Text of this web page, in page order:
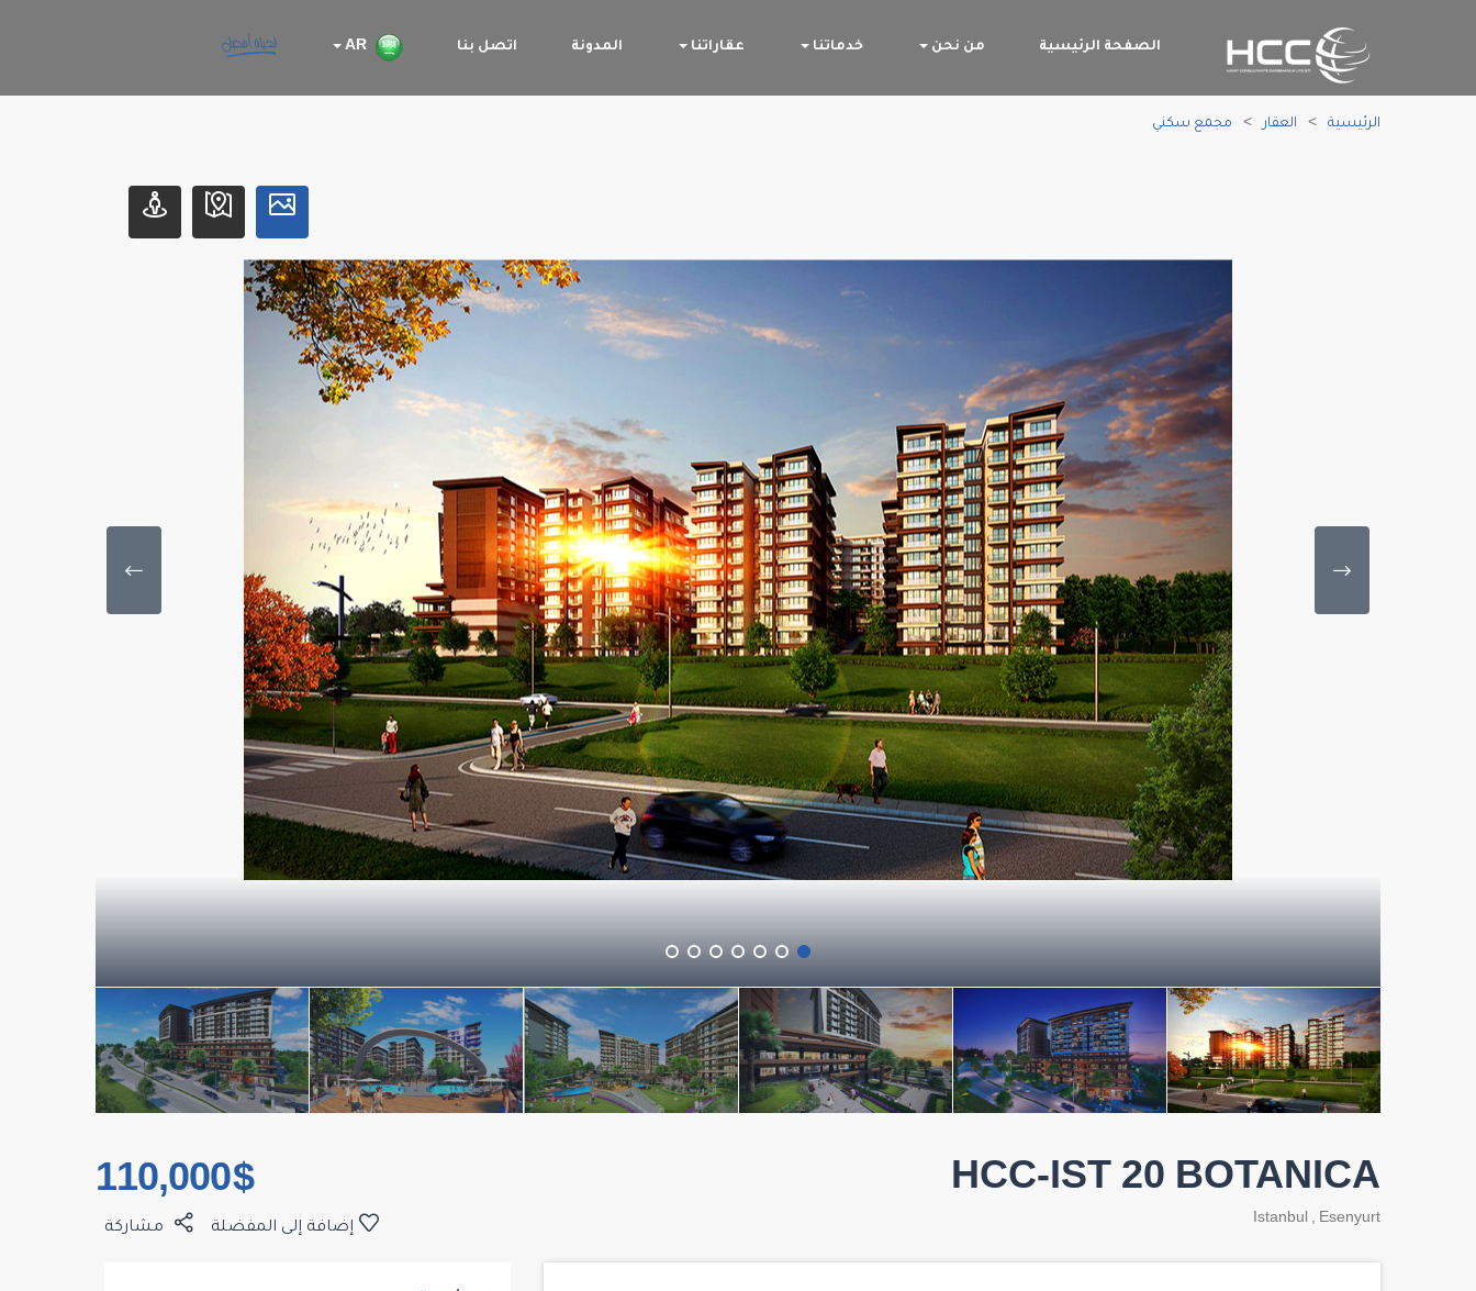
الصفحة الرئيسية من نحن خدماتنا عقاراتنا المدونة اتصل بنا AR
الرئيسية العقار مجمع سكني
HCC-IST 20 BOTANICA
Istanbul , Esenyurt
$ 110,000
مشاركة إضافة إلى المفضلة